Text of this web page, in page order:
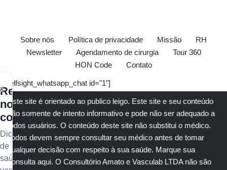
Sobre nós Política de privacidade Missão
RH
Newsletter
Agendamento de cirurgia
Tour 360
HON Code
Contato
[elfsight_whatsapp_chat id="1"]
Este site é orientado ao publico leigo. Este site e seu conteúdo
são somente de intento informativo e pode não ser adequado a
todos usuários. O conteúdo deste site não substitui o médico.
Todos devem sempre consultar seu médico antes de tomar
qualquer decisão com respeito à sua saúde. Marque sua
consulta aqui. O Consultório Amato e Vasculab LTDA não são
Receba
nossos
conteúdos
Dicas
de
saúde